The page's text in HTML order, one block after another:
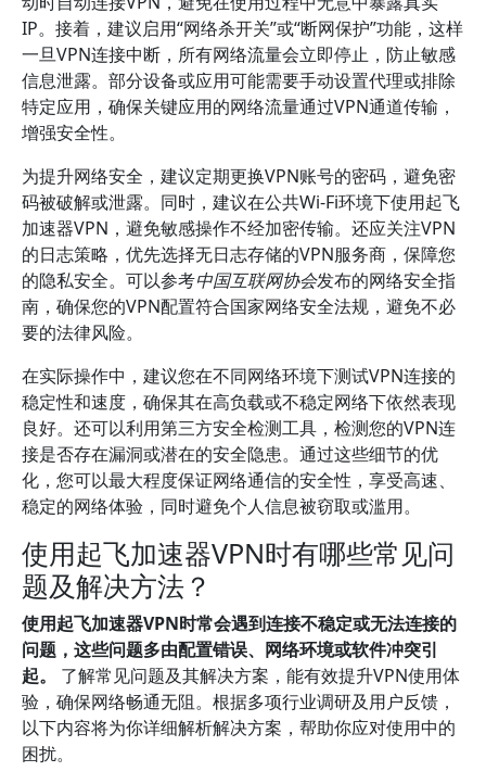
IP。接着，建议启用“网络杀开关”或“断网保护”功能，这样
一旦VPN连接中断，所有网络流量会立即停止，防止敏感
信息泄露。部分设备或应用可能需要手动设置代理或排除
特定应用，确保关键应用的网络流量通过VPN通道传输，
增强安全性。
为提升网络安全，建议定期更换VPN账号的密码，避免密
码被破解或泄露。同时，建议在公共Wi-Fi环境下使用起飞
加速器VPN，避免敏感操作不经加密传输。还应关注VPN
的日志策略，优先选择无日志存储的VPN服务商，保障您
的隐私安全。可以参考中国互联网协会发布的网络安全指
南，确保您的VPN配置符合国家网络安全法规，避免不必
要的法律风险。
在实际操作中，建议您在不同网络环境下测试VPN连接的
稳定性和速度，确保其在高负载或不稳定网络下依然表现
良好。还可以利用第三方安全检测工具，检测您的VPN连
接是否存在漏洞或潜在的安全隐患。通过这些细节的优
化，您可以最大程度保证网络通信的安全性，享受高速、
稳定的网络体验，同时避免个人信息被窃取或滥用。
使用起飞加速器VPN时有哪些常见问
题及解决方法？
使用起飞加速器VPN时常会遇到连接不稳定或无法连接的
问题，这些问题多由配置错误、网络环境或软件冲突引
起。
了解常见问题及其解决方案，能有效提升VPN使用体
验，确保网络畅通无阻。根据多项行业调研及用户反馈，
以下内容将为你详细解析解决方案，帮助你应对使用中的
困扰。